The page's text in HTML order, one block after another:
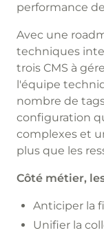
performance
Avec une
techniques
trois CMS à
l'équipe
nombre de
configuration
complexes et
plus que les
Côté métier,
Anticiper la
Unifier la